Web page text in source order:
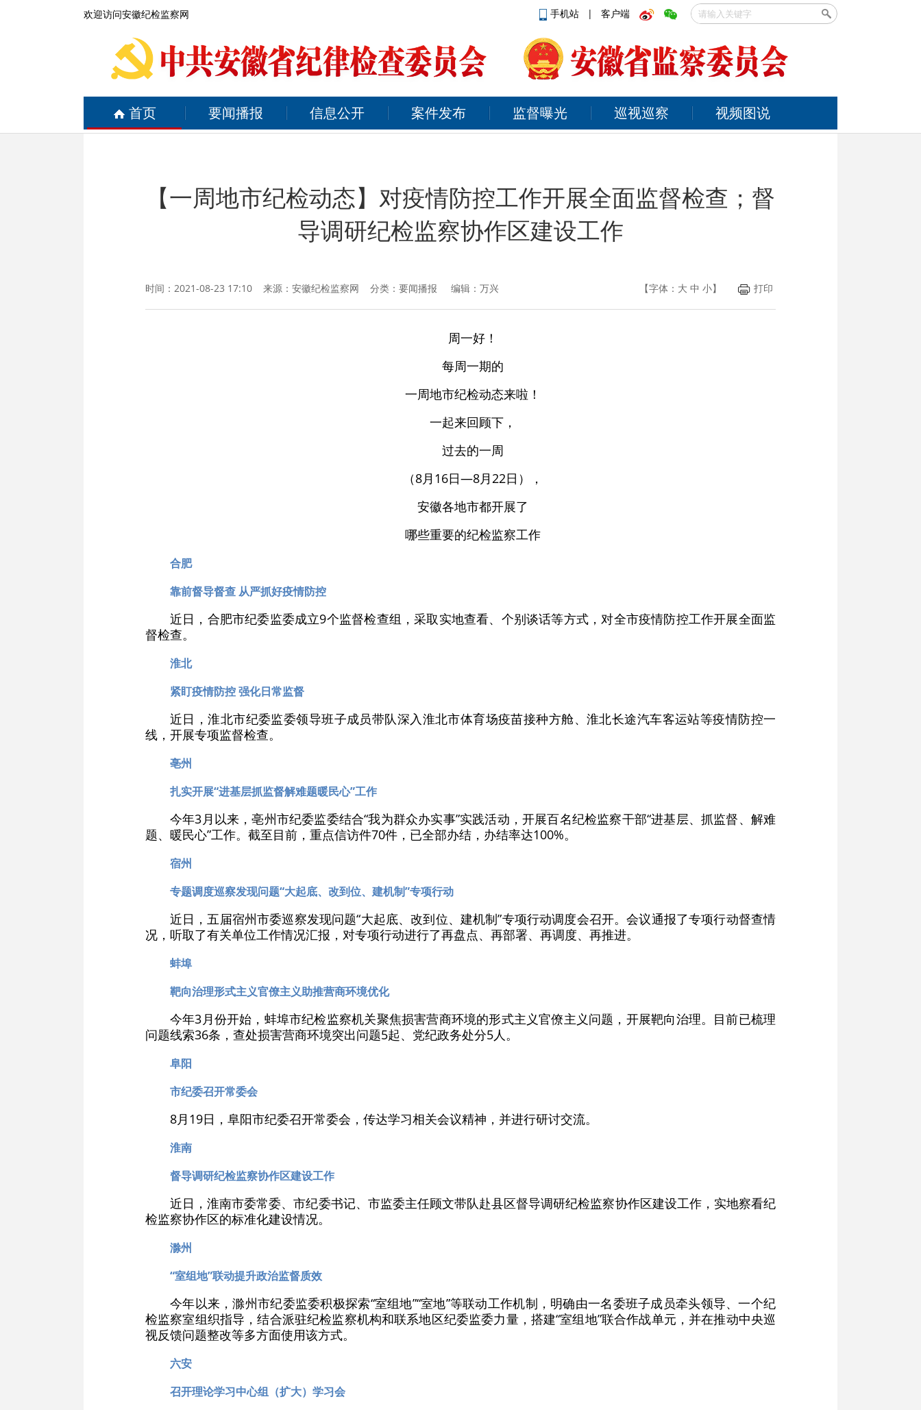
欢迎访问安徽纪检监察网 手机站 | 客户端
首页 要闻播报 信息公开 案件发布 监督曝光 巡视巡察 视频图说
【一周地市纪检动态】对疫情防控工作开展全面监督检查；督
导调研纪检监察协作区建设工作
时间：2021-08-23 17:10 来源：安徽纪检监察网 分类：要闻播报 编辑：万兴 【字体： 大 中 小】 打印
周一好！
每周一期的
一周地市纪检动态来啦！
一起来回顾下，
过去的一周
（8月16日—8月22日），
安徽各地市都开展了
哪些重要的纪检监察工作
合肥
靠前督导督查 从严抓好疫情防控
近日，合肥市纪委监委成立9个监督检查组，采取实地查看、个别谈话等方式，对全市疫情防控工作开展全面监
督检查。
淮北
紧盯疫情防控 强化日常监督
近日，淮北市纪委监委领导班子成员带队深入淮北市体育场疫苗接种方舱、淮北长途汽车客运站等疫情防控一
线，开展专项监督检查。
亳州
扎实开展“进基层抓监督解难题暖民心”工作
今年3月以来，亳州市纪委监委结合“我为群众办实事”实践活动，开展百名纪检监察干部“进基层、抓监督、解难
题、暖民心”工作。截至目前，重点信访件70件，已全部办结，办结率达100%。
宿州
专题调度巡察发现问题“大起底、改到位、建机制”专项行动
近日，五届宿州市委巡察发现问题“大起底、改到位、建机制”专项行动调度会召开。会议通报了专项行动督查情
况，听取了有关单位工作情况汇报，对专项行动进行了再盘点、再部署、再调度、再推进。
蚌埠
靶向治理形式主义官僚主义助推营商环境优化
今年3月份开始，蚌埠市纪检监察机关聚焦损害营商环境的形式主义官僚主义问题，开展靶向治理。目前已梳理
问题线索36条，查处损害营商环境突出问题5起、党纪政务处分5人。
阜阳
市纪委召开常委会
8月19日，阜阳市纪委召开常委会，传达学习相关会议精神，并进行研讨交流。
淮南
督导调研纪检监察协作区建设工作
近日，淮南市委常委、市纪委书记、市监委主任顾文带队赴县区督导调研纪检监察协作区建设工作，实地察看纪
检监察协作区的标准化建设情况。
滁州
“室组地”联动提升政治监督质效
今年以来，滁州市纪委监委积极探索“室组地”“室地”等联动工作机制，明确由一名委班子成员牵头领导、一个纪
检监察室组织指导，结合派驻纪检监察机构和联系地区纪委监委力量，搭建“室组地”联合作战单元，并在推动中央巡
视反馈问题整改等多方面使用该方式。
六安
召开理论学习中心组（扩大）学习会